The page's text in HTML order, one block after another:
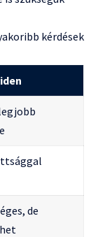
kérdések
de